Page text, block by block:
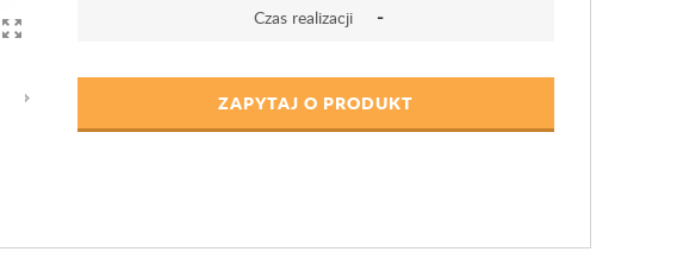
Czas realizacji -
ZAPYTAJ O PRODUKT